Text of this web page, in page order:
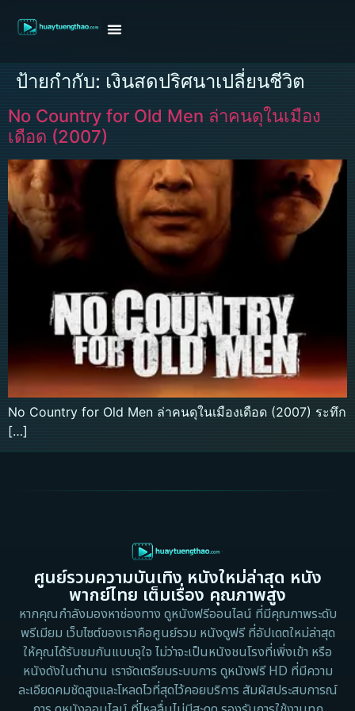
ป้ายกำกับ: เงินสดปริศนาเปลี่ยนชีวิต
No Country for Old Men ล่าคนดุในเมือง
เดือด (2007)
No Country for Old Men ล่าคนดุในเมืองเดือด (2007) ระทึก
[…]
ศูนย์รวมความบันเทิง หนังใหม่ล่าสุด หนัง
พากย์ไทย เต็มเรื่อง คุณภาพสูง
หากคุณกำลังมองหาช่องทาง ดูหนังฟรีออนไลน์ ที่มีคุณภาพระดับ
พรีเมียม เว็บไซต์ของเราคือศูนย์รวม หนังดูฟรี ที่อัปเดตใหม่ล่าสุด
ให้คุณได้รับชมกันแบบจุใจ ไม่ว่าจะเป็นหนังชนโรงที่เพิ่งเข้า หรือ
หนังดังในตำนาน เราจัดเตรียมระบบการ ดูหนังฟรี HD ที่มีความ
ละเอียดคมชัดสูงและโหลดไวที่สุดไว้คอยบริการ สัมผัสประสบการณ์